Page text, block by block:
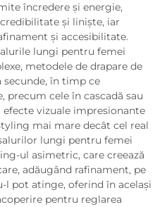
încredere și energie,
și liniște, iar
și accesibilitate.
lungi pentru femei
metodele de drapare de
secunde, în timp ce
precum cele în cascadă sau
vizuale impresionante
mai mare decât cel real
lungi pentru femei
ul asimetric, care creează
adăugând rafinament, pe
l pot atinge, oferind în același
pentru reglarea